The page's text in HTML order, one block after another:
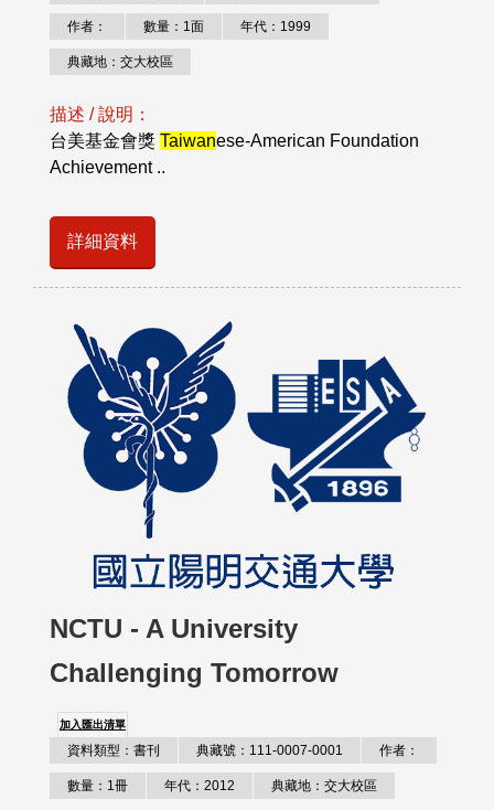
作者： 數量：1面 年代：1999
典藏地：交大校區
描述 / 說明：
台美基金會獎 Taiwanese-American Foundation
Achievement ..
詳細資料
NCTU - A University
Challenging Tomorrow
加入匯出清單
資料類型：書刊 典藏號：111-0007-0001 作者：
數量：1冊 年代：2012 典藏地：交大校區